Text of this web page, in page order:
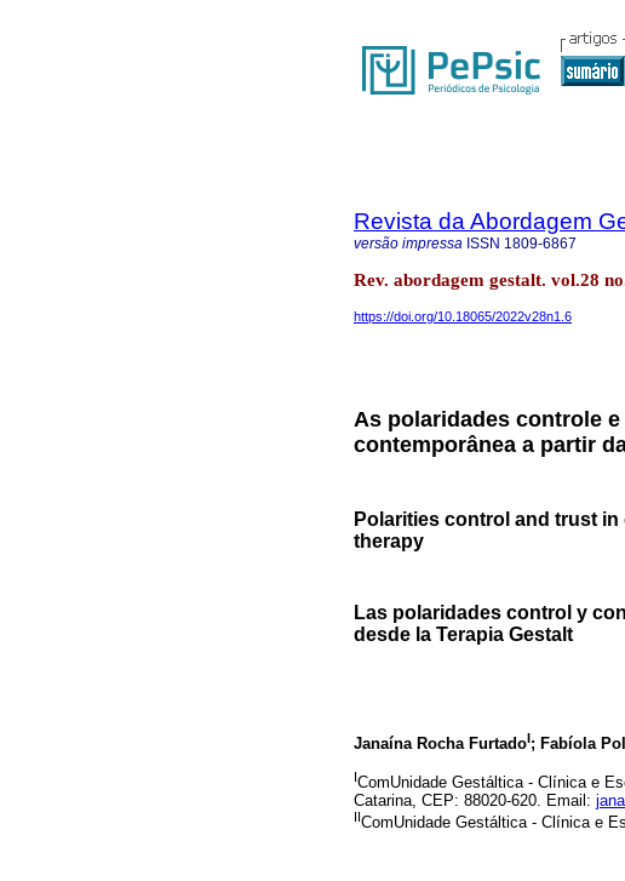
Revista da Abordagem
versão impressa ISSN 1809-6867
Rev. abordagem gestalt. vol.28
https://doi.org/10.18065/2022v28n1.6
As polaridades controle
contemporânea a partir
Polarities control and trust
therapy
Las polaridades control y
desde la Terapia Gestalt
Janaína Rocha FurtadoI; Fabíola
IComUnidade Gestáltica - Clínica e
Catarina, CEP: 88020-620. Email:
IIComUnidade Gestáltica - Clínica e